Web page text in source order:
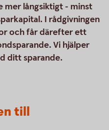
mer långsiktigt - minst
I rådgivningen
och får därefter ett
Vi hjälper
ditt sparande.
till